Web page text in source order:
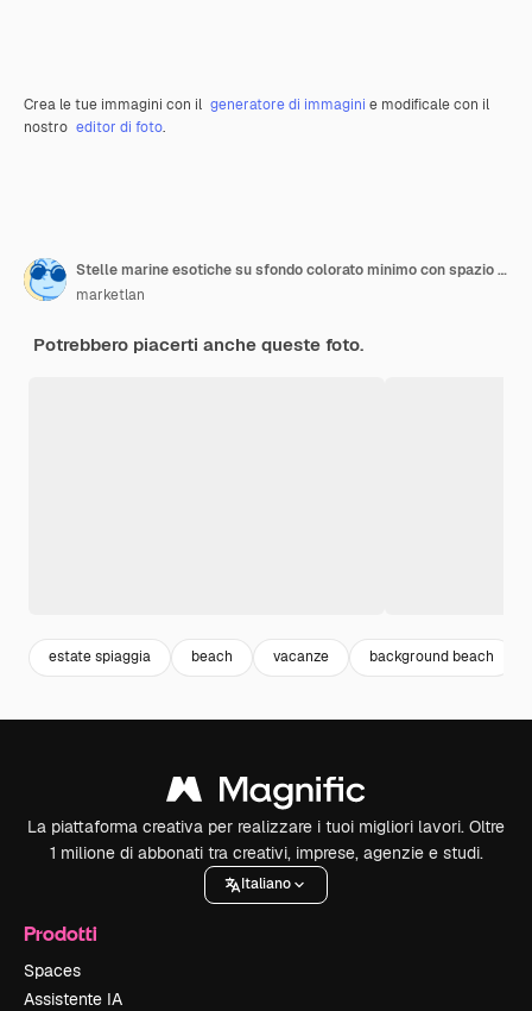
Crea le tue immagini con il generatore di immagini e modificale con il
nostro editor di foto.
Stelle marine esotiche su sfondo colorato minimo con spazio di copia
marketlan
Potrebbero piacerti anche queste foto.
estate spiaggia beach vacanze background beach
La piattaforma creativa per realizzare i tuoi migliori lavori. Oltre
1 milione di abbonati tra creativi, imprese, agenzie e studi.
Italiano
Prodotti
Spaces
Assistente IA